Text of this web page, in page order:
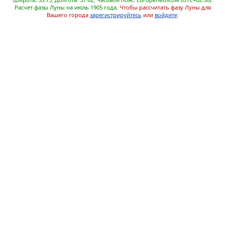
Расчет фазы Луны на июль 1905 года. Чтобы рассчитать фазу Луны для
Вашего города зарегистрируйтесь или войдите.